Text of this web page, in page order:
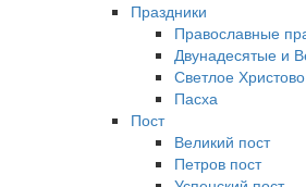
Праздники
Православные
Двунадесятые и
Светлое
Пасха
Пост
Великий пост
Петров пост